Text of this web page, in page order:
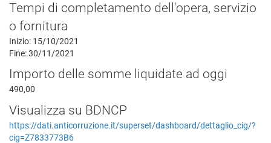
Tempi di completamento dell'opera, servizio
o fornitura
Inizio: 15/10/2021
Fine: 30/11/2021
Importo delle somme liquidate ad oggi
490,00
Visualizza su BDNCP
https://dati.anticorruzione.it/superset/dashboard/dettaglio_cig/?
cig=Z7833773B6